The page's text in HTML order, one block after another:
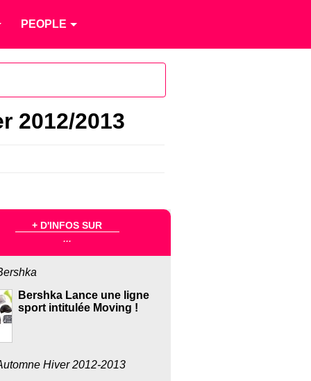
PEOPLE
2012/2013
+ D'INFOS SUR
...
Bershka Lance une ligne
sport intitulée Moving !
Hiver 2012-2013